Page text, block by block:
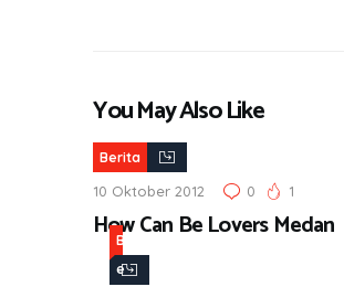
You May Also Like
Berita
10 Oktober 2012 0 1
How Can Be Lovers Medan
B
e